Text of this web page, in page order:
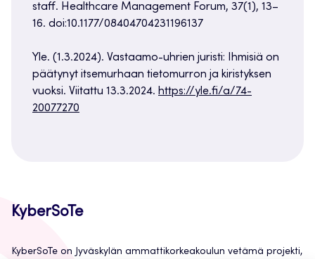
staff. Healthcare Management Forum, 37(1), 13–
16. doi:10.1177/08404704231196137
Yle. (1.3.2024). Vastaamo-uhrien juristi: Ihmisiä on
päätynyt itsemurhaan tietomurron ja kiristyksen
vuoksi. Viitattu 13.3.2024. https://yle.fi/a/74-
20077270
KyberSoTe
KyberSoTe on Jyväskylän ammattikorkeakoulun vetämä projekti,